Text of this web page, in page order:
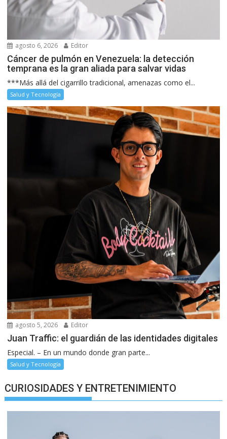
agosto 6, 2026 Editor
Cáncer de pulmón en Venezuela: la detección
temprana es la gran aliada para salvar vidas
***Más allá del cigarrillo tradicional, amenazas como el...
Salud y Tecnología
agosto 5, 2026 Editor
Juan Traffic: el guardián de las identidades digitales
Especial. – En un mundo donde gran parte...
Salud y Tecnología
CURIOSIDADES Y ENTRETENIMIENTO